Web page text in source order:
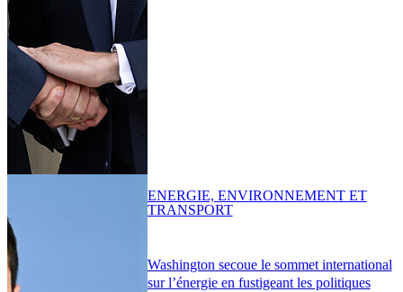
Washington secoue le sommet international
sur l’énergie en fustigeant les politiques
ENERGIE, ENVIRONNEMENT ET
TRANSPORT